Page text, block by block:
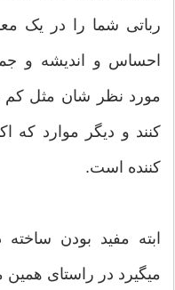
رباتی شما را در یک
احساس و اندیشه و
مورد نظر شان مثل کم
کنند و دیگر موارد که
کننده است.
ابته مفید بودن
میگیرد در راستای